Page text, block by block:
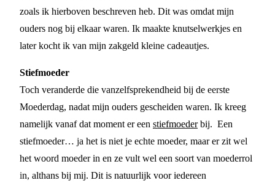
zoals ik hierboven beschreven heb. Dit was omdat mijn
ouders nog bij elkaar waren. Ik maakte knutselwerkjes en
later kocht ik van mijn zakgeld kleine cadeautjes.
Stiefmoeder
Toch veranderde die vanzelfsprekendheid bij de eerste
Moederdag, nadat mijn ouders gescheiden waren. Ik kreeg
namelijk vanaf dat moment er een stiefmoederbij. Een
stiefmoeder… ja het is niet je echte moeder, maar er zit wel
het woord moeder in en ze vult wel een soort van moederrol
in, althans bij mij. Dit is natuurlijk voor iedereen